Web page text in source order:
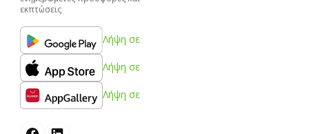
εκπτώσεις
Λήψη σε
Λήψη σε
Λήψη σε